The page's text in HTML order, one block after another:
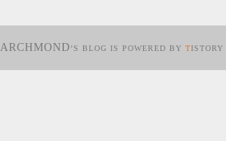
ARCHMOND’S BLOG IS POWERED BY TISTORY